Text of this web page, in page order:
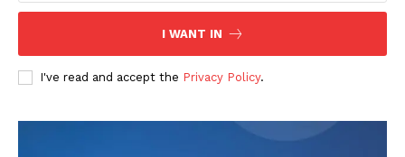
I WANT IN
I've read and accept the Privacy Policy.